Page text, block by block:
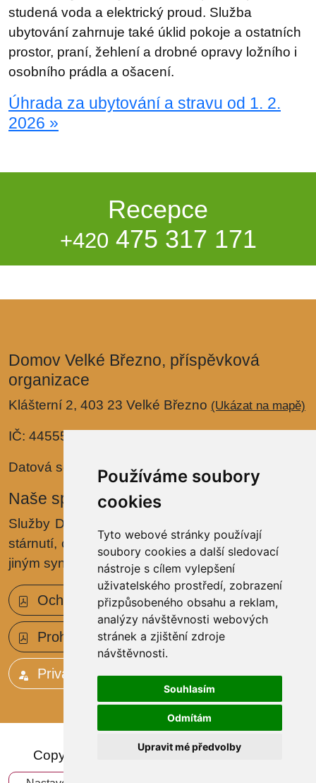
Používáme soubory
cookies
Tyto webové stránky používají
soubory cookies a další sledovací
nástroje s cílem vylepšení
uživatelského prostředí, zobrazení
přizpůsobeného obsahu a reklam,
analýzy návštěvnosti webových
stránek a zjištění zdroje
návštěvnosti.
Souhlasím
Odmítám
Upravit mé předvolby
studená voda a elektrický proud. Služba
ubytování zahrnuje také úklid pokoje a ostatních
prostor, praní, žehlení a drobné opravy ložního i
osobního prádla a ošacení.
Úhrada za ubytování a stravu od 1. 2.
2026 »
Recepce
+420 475 317 171
Domov Velké Březno, příspěvková
organizace
Klášterní 2, 403 23 Velké Březno (Ukázat na mapě)
IČ: 44555288
Datová schránka: yu4cnwu
Naše specializace
Služby Domova jsou zaměřeny na problematiku
stárnutí, onemocněníAlzheimerovou chorobou
jiným syndromem demence.
Ochrana osobních údajů (GDPR)
Prohlášení o přístupnosti
Privátní zóna
Copyright © 2024 - Domov Velké Březno,